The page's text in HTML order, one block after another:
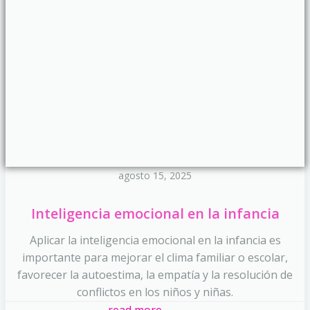
agosto 15, 2025
Inteligencia emocional en la infancia
Aplicar la inteligencia emocional en la infancia es
importante para mejorar el clima familiar o escolar,
favorecer la autoestima, la empatía y la resolución de
conflictos en los niños y niñas.